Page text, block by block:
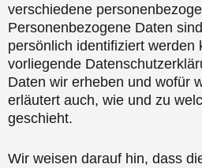
verschiedene
Personenbezogene Daten
persönlich identifiziert werden
vorliegende
Daten wir erheben und wofür
erläutert auch, wie und zu
geschieht.
Wir weisen darauf hin, dass